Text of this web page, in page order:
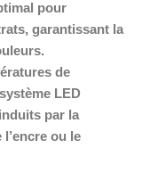
pour
garantissant la
de
LED
par la
ou le